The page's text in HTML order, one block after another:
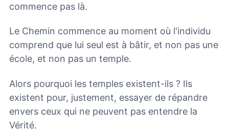
commence pas là.
Le Chemin commence au moment où l'individu
comprend que lui seul est à bâtir, et non pas une
école, et non pas un temple.
Alors pourquoi les temples existent-ils ? Ils
existent pour, justement, essayer de répandre
envers ceux qui ne peuvent pas entendre la
Vérité.